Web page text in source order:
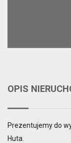
OPIS
Prezentujemy do
Huta.